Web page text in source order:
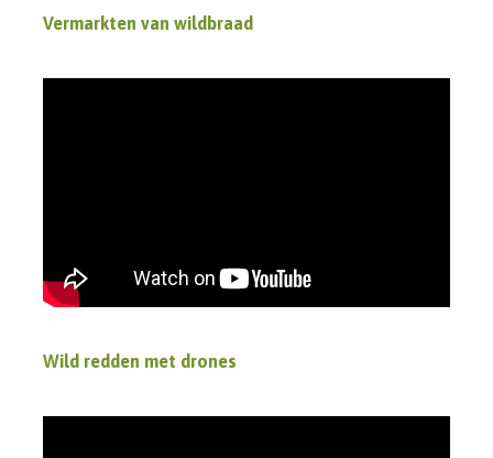
Vermarkten van wildbraad
Wild redden met drones